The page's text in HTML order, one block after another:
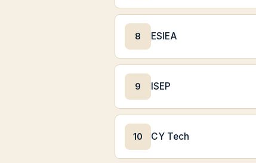
8 ESIEA
9 ISEP
10 CY Tech